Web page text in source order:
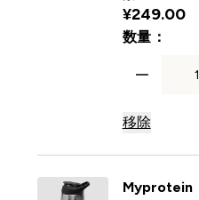
¥249.00‎
数量：
移除
Myprotein